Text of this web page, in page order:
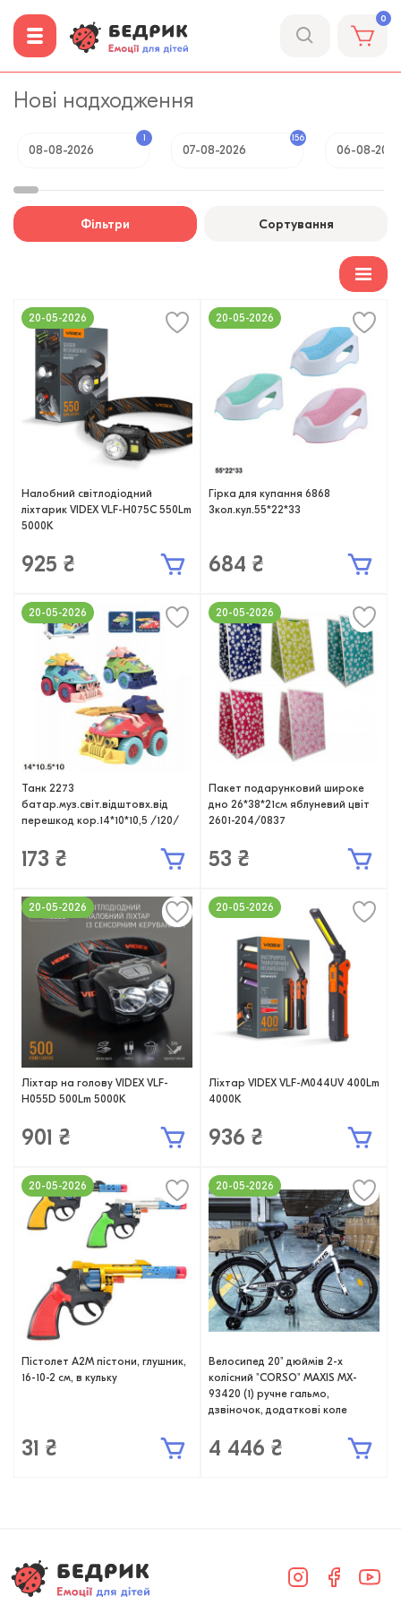
0
Нові надходження
08-08-2026
1
07-08-2026
156
06-08-2026
Фільтри Сортування
Налобний світлодіодний
ліхтарик VIDEX VLF-H075C 550Lm
5000K
925 ₴
20-05-2026
Гірка для купання 6868
3кол.кул.55*22*33
684 ₴
20-05-2026
Танк 2273
батар.муз.світ.відштовх.від
перешкод кор.14*10*10,5 /120/
173 ₴
20-05-2026
Пакет подарунковий широке
дно 26*38*21см яблуневий цвіт
2601-204/0837
53 ₴
20-05-2026
Ліхтар на голову VIDEX VLF-
H055D 500Lm 5000K
901 ₴
20-05-2026
Ліхтар VIDEX VLF-M044UV 400Lm
4000K
936 ₴
20-05-2026
Пістолет A2M пістони, глушник,
16-10-2 см, в кульку
31 ₴
20-05-2026
Велосипед 20" дюймів 2-х
колісний "CORSO" MAXIS MX-
93420 (1) ручне гальмо,
дзвіночок, додаткові коле
4 446 ₴
20-05-2026